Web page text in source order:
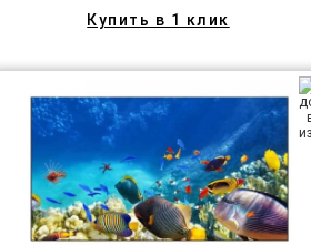
Купить в 1 клик